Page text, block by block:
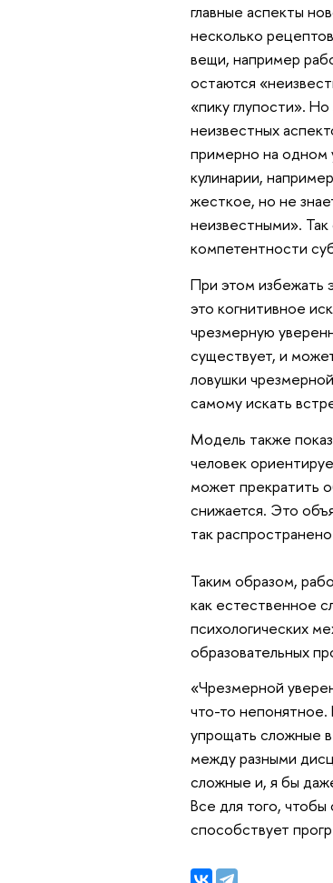
главные аспекты
несколько
вещи, например
остаются
«пику глупости».
неизвестных
примерно на одном
кулинарии,
жесткое, но не
неизвестными».
компетентности
При этом избежать
это когнитивное
чрезмерную
существует, и
ловушки
самому искать
Модель также
человек
может прекратить
снижается. Это
так
Таким образом,
как естественное
психологических
образовательных
«Чрезмерной
что-то непонятное.
упрощать сложные
между разными
сложные и, я бы
Все для того,
способствует